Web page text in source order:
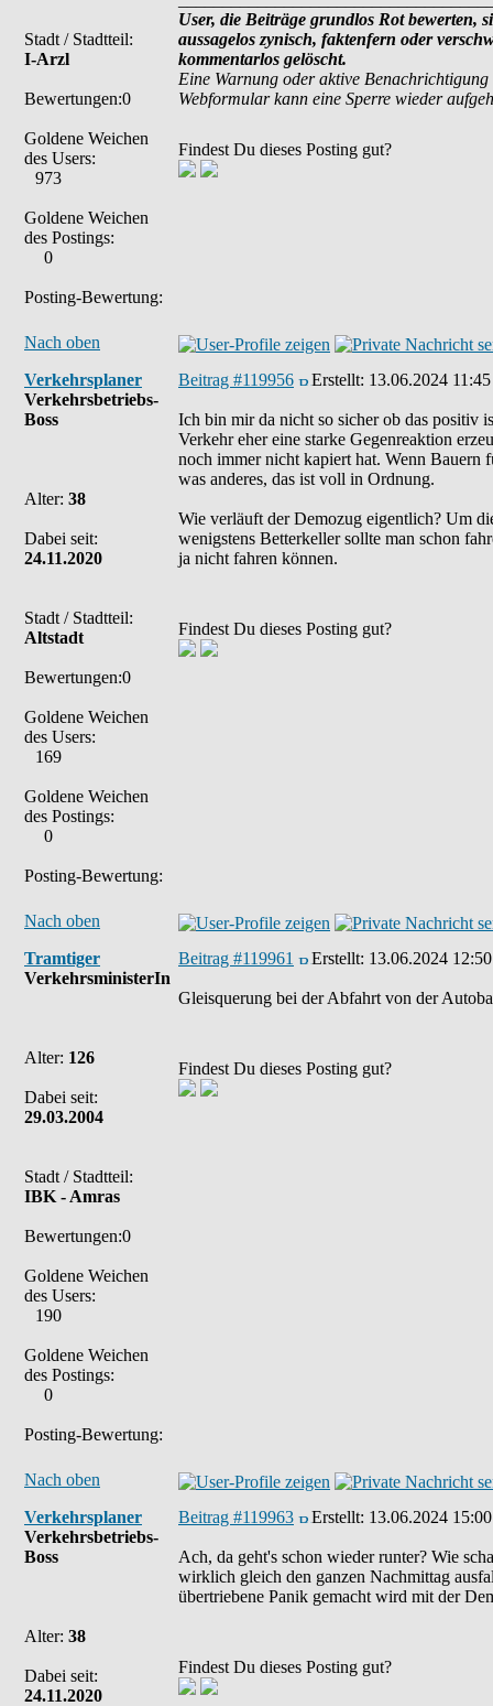
Stadt / Stadtteil:
I-Arzl
Bewertungen:0
Goldene Weichen
des Users:
973
Goldene Weichen
des Postings:
0
Posting-Bewertung:
User, die Beiträge grundlos Rot bewerten,
aussagelos zynisch, faktenfern oder
kommentarlos gelöscht.
Eine Warnung oder aktive
Webformular kann eine Sperre wieder
Findest Du dieses Posting gut?
Nach oben
Verkehrsplaner
Verkehrsbetriebs-
Boss
Alter: 38
Dabei seit:
24.11.2020
Stadt / Stadtteil:
Altstadt
Bewertungen:0
Goldene Weichen
des Users:
169
Goldene Weichen
des Postings:
0
Posting-Bewertung:
Beitrag #119956 Erstellt: 13.06.2024 11:45
Ich bin mir da nicht so sicher ob das positiv
Verkehr eher eine starke Gegenreaktion
noch immer nicht kapiert hat. Wenn Bauern
was anderes, das ist voll in Ordnung.
Wie verläuft der Demozug eigentlich? Um
wenigstens Betterkeller sollte man schon
ja nicht fahren können.
Findest Du dieses Posting gut?
Nach oben
Tramtiger
VerkehrsministerIn
Alter: 126
Dabei seit:
29.03.2004
Stadt / Stadtteil:
IBK - Amras
Bewertungen:0
Goldene Weichen
des Users:
190
Goldene Weichen
des Postings:
0
Posting-Bewertung:
Beitrag #119961 Erstellt: 13.06.2024 12:50
Gleisquerung bei der Abfahrt von der
Findest Du dieses Posting gut?
Nach oben
Verkehrsplaner
Verkehrsbetriebs-
Boss
Alter: 38
Dabei seit:
24.11.2020
Beitrag #119963 Erstellt: 13.06.2024 15:00
Ach, da geht's schon wieder runter? Wie
wirklich gleich den ganzen Nachmittag
übertriebene Panik gemacht wird mit der
Findest Du dieses Posting gut?